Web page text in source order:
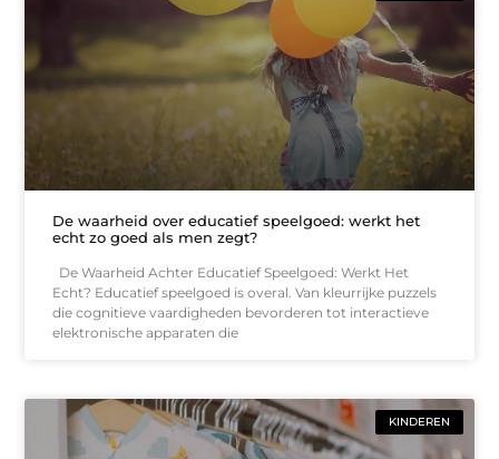
De waarheid over educatief speelgoed: werkt het
echt zo goed als men zegt?
De Waarheid Achter Educatief Speelgoed: Werkt Het
Echt? Educatief speelgoed is overal. Van kleurrijke puzzels
die cognitieve vaardigheden bevorderen tot interactieve
elektronische apparaten die
KINDEREN